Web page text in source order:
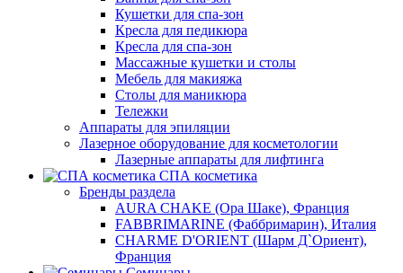
Кушетки для спа-зон
Кресла для педикюра
Кресла для спа-зон
Массажные кушетки и столы
Мебель для макияжа
Столы для маникюра
Тележки
Аппараты для эпиляции
Лазерное оборудование для косметологии
Лазерные аппараты для лифтинга
СПА косметика
Бренды раздела
AURA CHAKE (Ора Шаке), Франция
FABBRIMARINE (Фаббримарин), Италия
CHARME D'ORIENT (Шарм Д`Ориент),
Франция